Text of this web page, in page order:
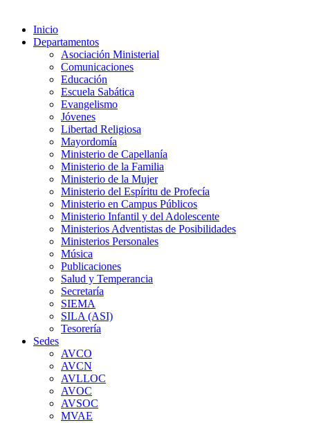
Inicio
Departamentos
Asociación Ministerial
Comunicaciones
Educación
Escuela Sabática
Evangelismo
Jóvenes
Libertad Religiosa
Mayordomía
Ministerio de Capellanía
Ministerio de la Familia
Ministerio de la Mujer
Ministerio del Espíritu de Profecía
Ministerio en Campus Públicos
Ministerio Infantil y del Adolescente
Ministerios Adventistas de Posibilidades
Ministerios Personales
Música
Publicaciones
Salud y Temperancia
Secretaría
SIEMA
SILA (ASI)
Tesorería
Sedes
AVCO
AVCN
AVLLOC
AVOC
AVSOC
MVAE